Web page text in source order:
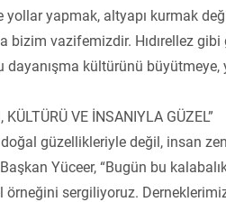
yollar yapmak, altyapı kurmak
bizim vazifemizdir. Hıdırellez gibi
dayanışma kültürünü
KÜLTÜRÜ VE İNSANIYLA GÜZEL”
güzellikleriyle değil, insan
Yüceer, “Bugün bu
sergiliyoruz.